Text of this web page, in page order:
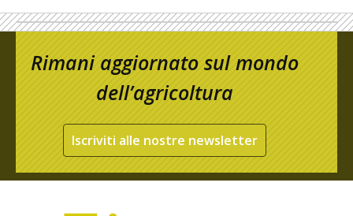
Rimani aggiornato sul mondo
dell’agricoltura
Iscriviti alle nostre newsletter